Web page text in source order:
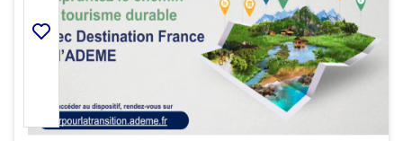
Ajouter la ressource aux favoris